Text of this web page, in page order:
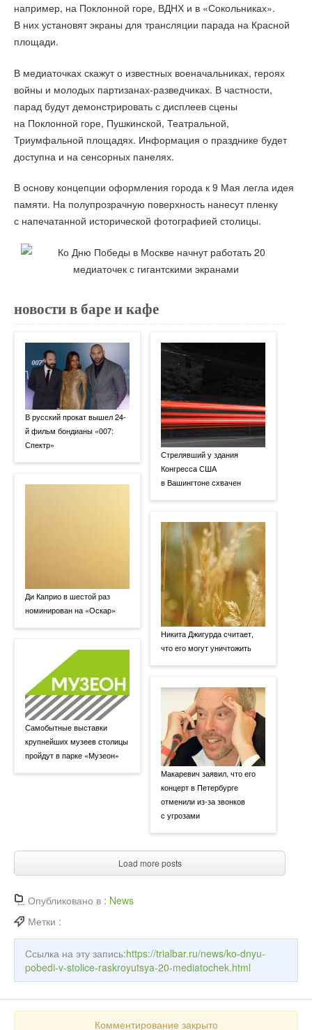
например, на Поклонной горе, ВДНХ и в «Сокольниках».
В них установят экраны для трансляции парада на Красной
площади.
В медиаточках скажут о известных военачальниках, героях
войны и молодых партизанах-разведчиках. В частности,
парад будут демонстрировать с дисплеев сцены
на Поклонной горе, Пушкинской, Театральной,
Триумфальной площадях. Информация о празднике будет
доступна и на сенсорных панелях.
В основу концепции оформления города к 9 Мая легла идея
памяти. На полупрозрачную поверхность нанесут пленку
с напечатанной исторической фотографией столицы.
новости в баре и кафе
В русский прокат вышел 24-
й фильм бондианы «007:
Спектр»
Ди Каприо в шестой раз
номинирован на «Оскар»
Самобытные выставки
крупнейших музеев столицы
пройдут в парке «Музеон»
Стрелявший у здания
Конгресса США
в Вашингтоне схвачен
Никита Джигурда считает,
что его могут уничтожить
Макаревич заявил, что его
концерт в Петербурге
отменили из-за звонков
с угрозами
Load more posts
Опубликовано в : News
Метки :
Ссылка на эту запись:https://trialbar.ru/news/ko-dnyu-
pobedi-v-stolice-raskroyutsya-20-mediatochek.html
Комментирование закрыто